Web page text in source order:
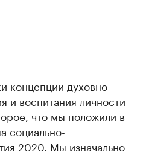
концепции духовно-
и воспитания личности
что мы положили в
социально-
2020. Мы изначально